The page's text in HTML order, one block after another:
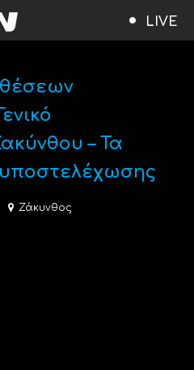
LIVE
– Τα
Ζάκυνθος